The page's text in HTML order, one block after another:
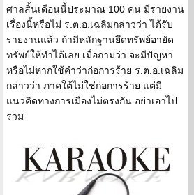
ศาลสิ้นเดือนนี้ประมาณ 100 คน มีรายงาน
เรื่องนี้หรือไม่ ร.ต.อ.เฉลิมกล่าวว่า ได้รับ
รายงานแล้ว ถ้ามีหลักฐานยึดทรัพย์อายัด
ทรัพย์ให้ทำได้เลย เมื่อถามว่า จะมีปัญหา
หรือไม่หากใช้คำว่าก่อการร้าย ร.ต.อ.เฉลิม
กล่าวว่า ภาคใต้ไม่ใช่ก่อการร้าย แต่มี
แนวคิดทางการเมืองไม่ตรงกัน อย่าเอาไป
รวม